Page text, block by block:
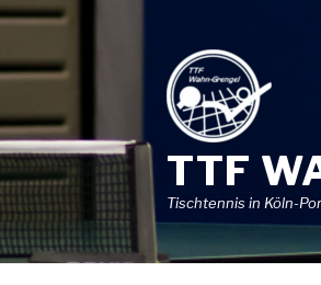
Skip
content
TTF
Tischtennis in Köln-